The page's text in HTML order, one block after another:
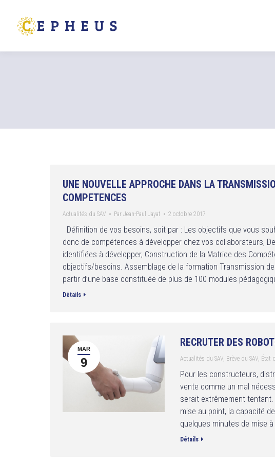
UNE NOUVELLE APPROCHE DANS LA
COMPETENCES
Actualités du SAV Par Jean-Paul Jayat 2 octobre 2017
Définition de vos besoins, soit par : Les objectifs que vous
donc de compétences à développer chez vos collaborateurs,
identifiées à développer, Construction de la Matrice des
objectifs/besoins. Assemblage de la formation Transmission
partir d’une base constituée de plus de 100 modules
Détails
MAR
9
RECRUTER DES
Actualités du SAV, Brève du SAV, État
Pour les constructeurs,
vente comme un mal
serait extrêmement
mise au point, la capacité
quelques minutes de mise
Détails